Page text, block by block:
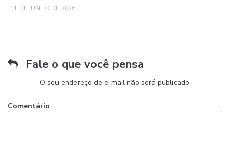
11 DE JUNHO DE 2026
Fale o que você pensa
O seu endereço de e-mail não será publicado.
Comentário